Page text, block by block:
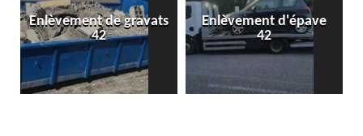
Enlèvement de gravats
42
Enlèvement d'épave
42